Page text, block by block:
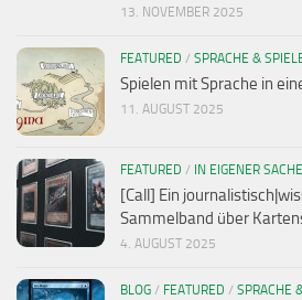
13. NOVEMBER 2025
FEATURED / SPRACHE &
Spielen mit Sprache in
11. AUGUST 2025
FEATURED / IN EIGENER SACHE
[Call] Ein
Sammelband über
4. AUGUST 2025
BLOG / FEATURED / SPRACHE